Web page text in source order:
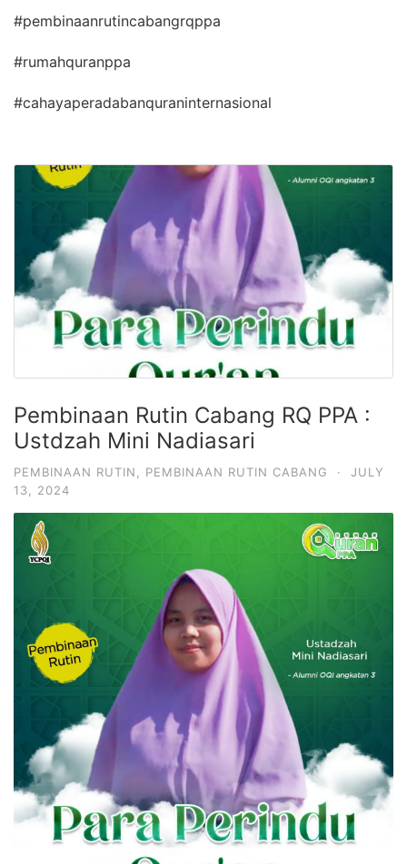
#pembinaanrutincabangrqppa
#rumahquranppa
#cahayaperadabanquraninternasional
Pembinaan Rutin Cabang RQ PPA :
Ustdzah Mini Nadiasari
PEMBINAAN RUTIN PEMBINAAN RUTIN CABANG ·
JULY
13, 2024